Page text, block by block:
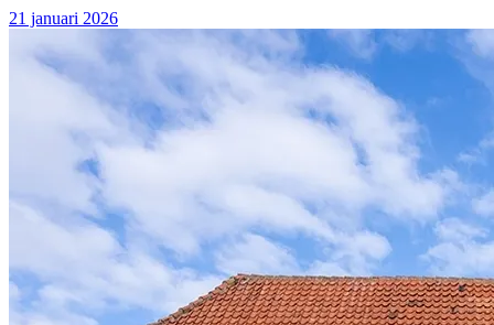
21 januari 2026